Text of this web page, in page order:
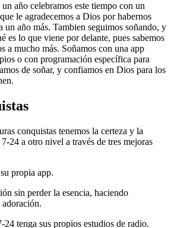
año celebramos este tiempo con un
le agradecemos a Dios por habernos
un año más. Tambien seguimos soñando, y
es lo que viene por delante, pues sabemos
a mucho más. Soñamos con una app
o con programación específica para
de soñar, y confiamos en Dios para los
conquistas tenemos la certeza y la
24 a otro nivel a través de tres mejoras
propia app.
sin perder la esencia, haciendo
adoración.
tenga sus propios estudios de radio.